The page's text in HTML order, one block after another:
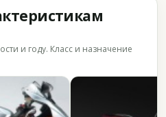
и году. Класс и назначение